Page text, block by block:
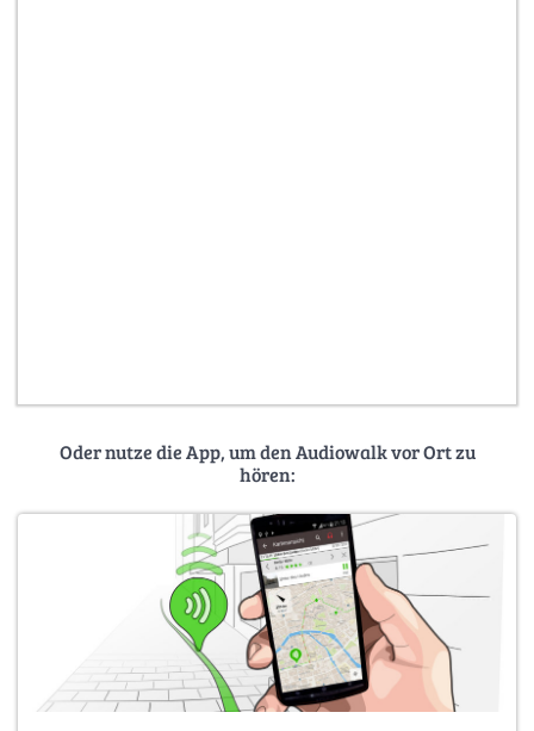
Oder nutze die App, um den Audiowalk vor Ort zu
hören: